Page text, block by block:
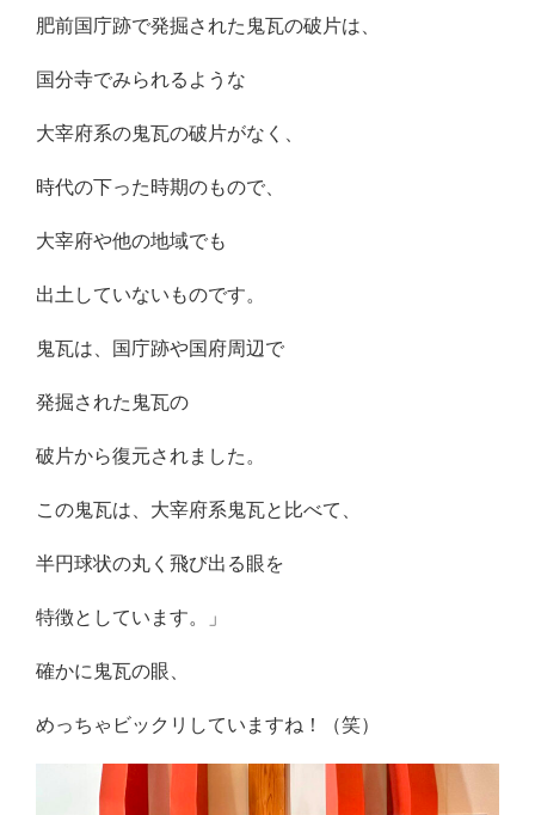
肥前国庁跡で発掘された鬼瓦の破片は、
国分寺でみられるような
大宰府系の鬼瓦の破片がなく、
時代の下った時期のもので、
大宰府や他の地域でも
出土していないものです。
鬼瓦は、国庁跡や国府周辺で
発掘された鬼瓦の
破片から復元されました。
この鬼瓦は、大宰府系鬼瓦と比べて、
半円球状の丸く飛び出る眼を
特徴としています。」
確かに鬼瓦の眼、
めっちゃビックリしていますね！（笑）